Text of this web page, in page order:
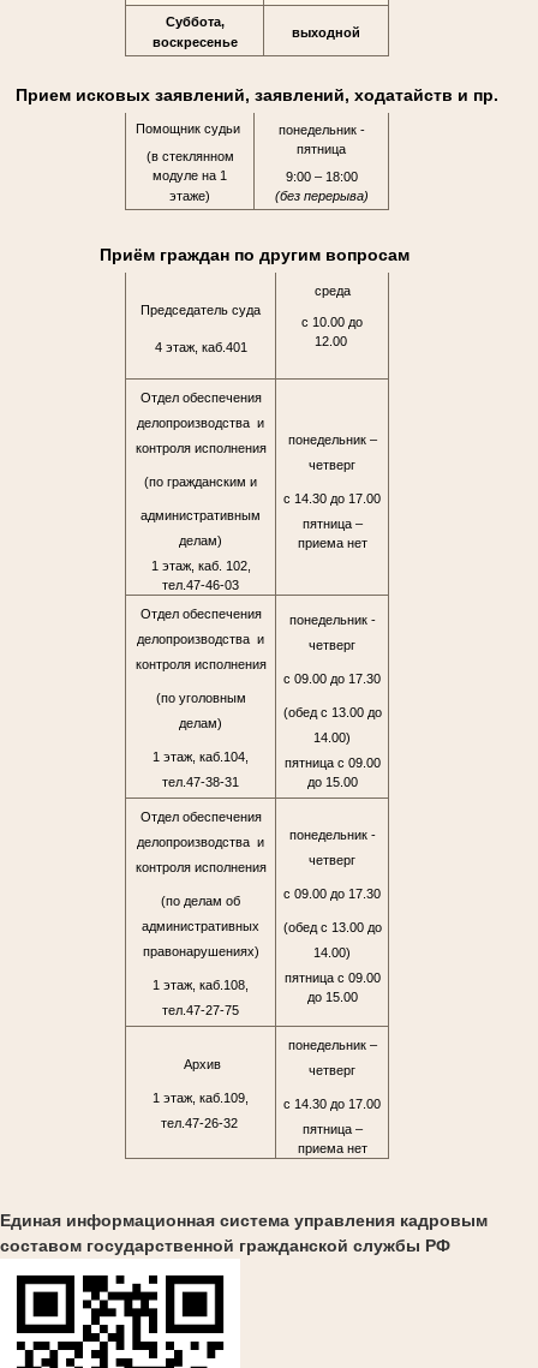
Суббота,
воскресенье
выходной
Прием исковых заявлений, заявлений, ходатайств и пр.
Помощник судьи
(в стеклянном
модуле на 1
этаже)
понедельник -
пятница
9:00 – 18:00
(без перерыва)
Приём граждан по другим вопросам
Председатель суда
4 этаж, каб.401
среда
с 10.00 до
12.00
Отдел обеспечения
делопроизводства и
контроля исполнения
(по гражданским и
административным
делам)
1 этаж, каб. 102,
тел.47-46-03
понедельник –
четверг
с 14.30 до 17.00
пятница –
приема нет
Отдел обеспечения
делопроизводства и
контроля исполнения
(по уголовным
делам)
1 этаж, каб.104,
тел.47-38-31
понедельник -
четверг
с 09.00 до 17.30
(обед с 13.00 до
14.00)
пятница с 09.00
до 15.00
Отдел обеспечения
делопроизводства и
контроля исполнения
(по делам об
административных
правонарушениях)
1 этаж, каб.108,
тел.47-27-75
понедельник -
четверг
с 09.00 до 17.30
(обед с 13.00 до
14.00)
пятница с 09.00
до 15.00
Архив
1 этаж, каб.109,
тел.47-26-32
понедельник –
четверг
с 14.30 до 17.00
пятница –
приема нет
Единая информационная система управления кадровым
составом государственной гражданской службы РФ